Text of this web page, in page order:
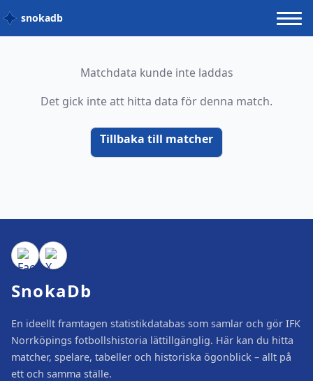
snokadb
Matchdata kunde inte laddas
Det gick inte att hitta data för denna match.
Tillbaka till matcher
SnokaDb
En ideellt framtagen statistikdatabas som samlar och gör IFK
Norrköpings fotbollshistoria lättillgänglig. Här kan du hitta
matcher, spelare, tabeller och historiska ögonblick – allt på
ett och samma ställe.